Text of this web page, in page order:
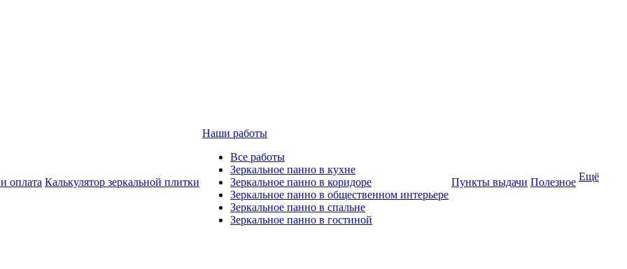
оплата Калькулятор зеркальной плитки
Наши работы
Все работы
Зеркальное панно в кухне
Зеркальное панно в коридоре
Зеркальное панно в общественном интерьере
Зеркальное панно в спальне
Зеркальное панно в гостиной
Пункты выдачи Полезное Ещё